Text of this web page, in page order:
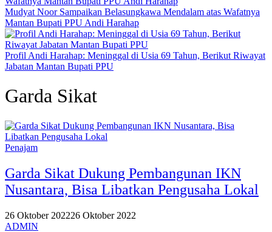
Mudyat Noor Sampaikan Belasungkawa Mendalam atas Wafatnya
Mantan Bupati PPU Andi Harahap
Profil Andi Harahap: Meninggal di Usia 69 Tahun, Berikut Riwayat
Jabatan Mantan Bupati PPU
Garda Sikat
Penajam
Garda Sikat Dukung Pembangunan IKN
Nusantara, Bisa Libatkan Pengusaha Lokal
26 Oktober 202226 Oktober 2022
ADMIN